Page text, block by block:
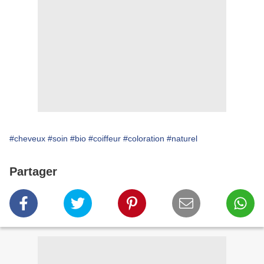
#cheveux #soin #bio #coiffeur #coloration #naturel
Partager